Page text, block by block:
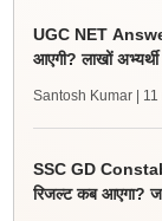
UGC NET
आएगी? लाखों
Santosh Kumar |
SSC GD
रिजल्ट कब आएगा?